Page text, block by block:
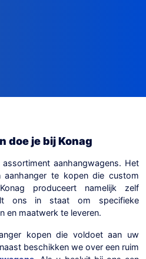
doe je bij Konag
aanhangwagens. Het
te kopen die custom
produceert namelijk zelf
ons in staat om specifieke
en maatwerk te leveren.
kopen die voldoet aan uw
beschikken we over een ruim